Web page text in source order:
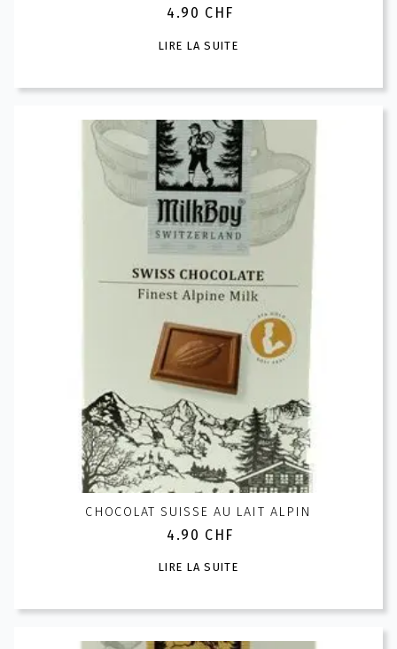
4.90 CHF
LIRE LA SUITE
CHOCOLAT SUISSE AU LAIT ALPIN
4.90 CHF
LIRE LA SUITE